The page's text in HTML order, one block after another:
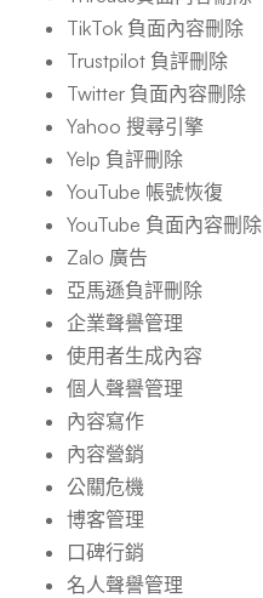
TikTok 負面內容刪除
Trustpilot 負評刪除
Twitter 負面內容刪除
Yahoo 搜尋引擎
Yelp 負評刪除
YouTube 帳號恢復
YouTube 負面內容刪除
Zalo 廣告
亞馬遜負評刪除
企業聲譽管理
使用者生成內容
個人聲譽管理
內容寫作
內容營銷
公關危機
博客管理
口碑行銷
名人聲譽管理